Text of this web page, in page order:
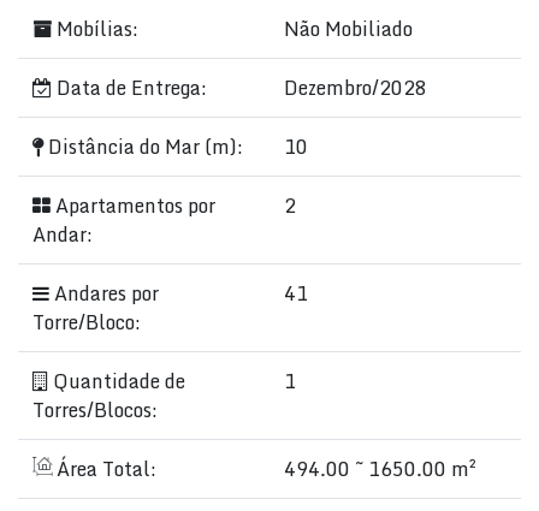
Mobílias:
Não Mobiliado
Data de Entrega:
Dezembro/2028
Distância do Mar (m):
10
Apartamentos por
Andar:
2
Andares por
Torre/Bloco:
41
Quantidade de
Torres/Blocos:
1
Área Total:
494.00 ~ 1650.00 m²